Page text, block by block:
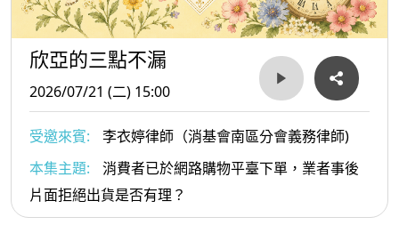
欣亞的三點不漏
2026/07/21 (二) 15:00
受邀來賓:
李衣婷律師（消基會南區分會義務律師)
本集主題:
消費者已於網路購物平臺下單，業者事後
片面拒絕出貨是否有理？